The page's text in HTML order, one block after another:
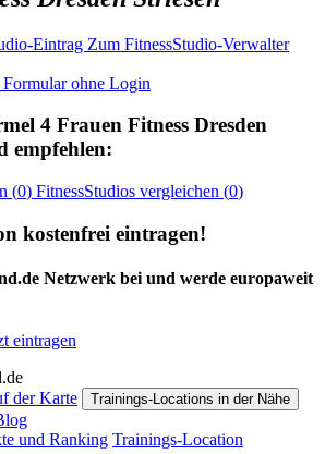
Eintrag Zum FitnessStudio-Verwalter
ohne Login
4 Frauen Fitness Dresden
empfehlen:
(0) FitnessStudios vergleichen (0)
kostenfrei eintragen!
Netzwerk bei und werde europaweit
eintragen
der Karte Trainings-Locations in der Nähe
und Ranking Trainings-Location